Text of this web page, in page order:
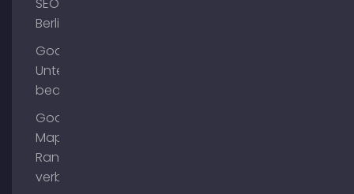
Berlin
Google
Unternehmensprofil
bearbeiten
Google
Maps
Ranking
verbessern